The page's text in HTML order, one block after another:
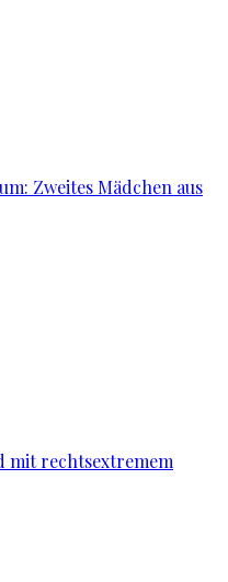
Zweites Mädchen aus
mit rechtsextremem